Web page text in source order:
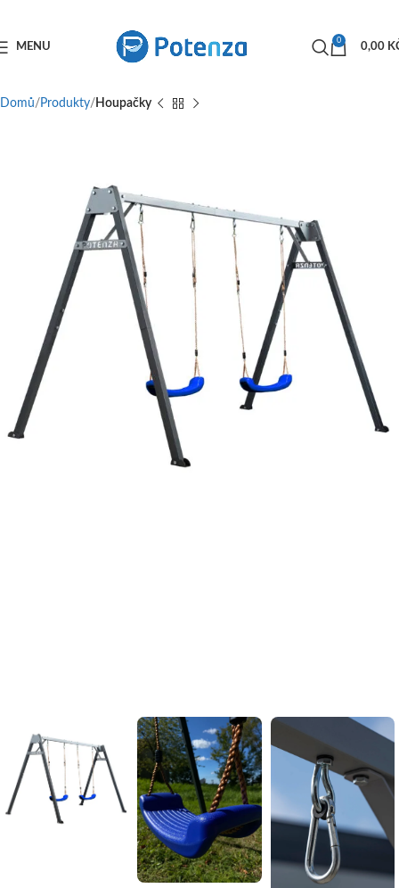
MENU
0
0,00
Domů Produkty Houpačky